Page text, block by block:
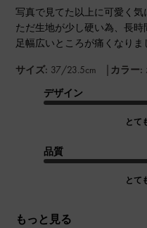
写真で見てた以上に可愛く気
ただ生地が少し硬い為、長時
足幅広いところが痛くなり
サイズ: 37/23.5cm | カラー:
デザイン
とて
品質
とて
もっと見る